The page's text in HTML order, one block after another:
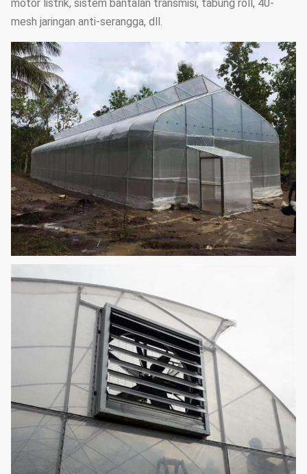
motor listrik, sistem bantalan transmisi, tabung roll, 40-
mesh jaringan anti-serangga, dll.